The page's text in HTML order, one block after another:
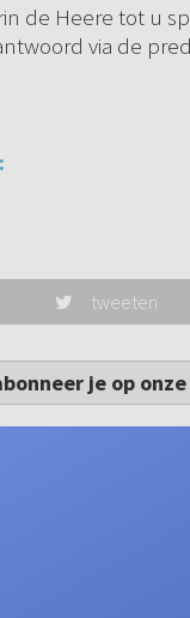
de Heere tot u
via de
tweeten
je op onze